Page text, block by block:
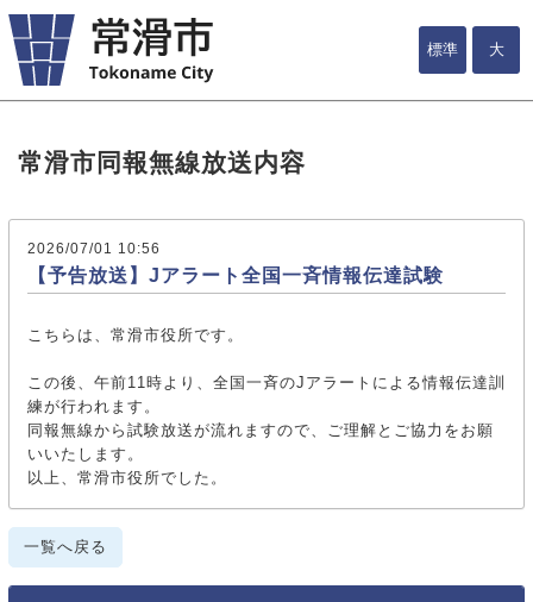
標準 大
常滑市同報無線放送内容
2026/07/01 10:56
【予告放送】Jアラート全国一斉情報伝達試験
こちらは、常滑市役所です。
この後、午前11時より、全国一斉のJアラートによる情報伝達訓
練が行われます。
同報無線から試験放送が流れますので、ご理解とご協力をお願
いいたします。
以上、常滑市役所でした。
一覧へ戻る